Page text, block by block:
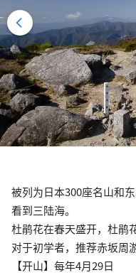
被列为日本300座名山和
看到三陆海。
杜鹃花在春天盛开，杜鹃
对于初学者，推荐赤坂周
【开山】每年4月29日